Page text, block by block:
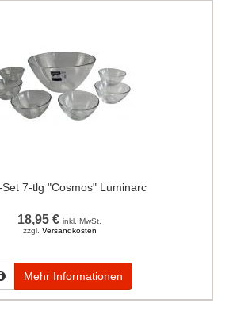
7-tlg "Cosmos" Luminarc
18,95 € inkl. MwSt.
zzgl. Versandkosten
Mehr Informationen